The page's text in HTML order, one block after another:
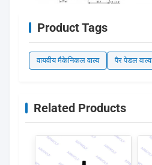
Product Tags
वायवीय मैकेनिकल वाल्व पैर पेडल वाल्व
Related Products